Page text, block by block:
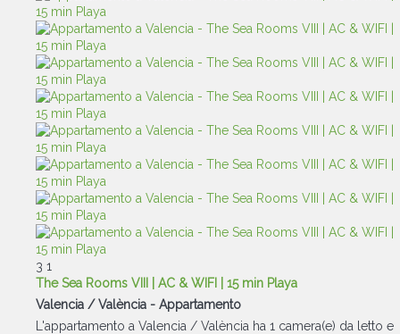
3 1
The Sea Rooms VIII | AC & WIFI | 15 min Playa
Valencia / València - Appartamento
L'appartamento a Valencia / València ha 1 camera(e) da letto e